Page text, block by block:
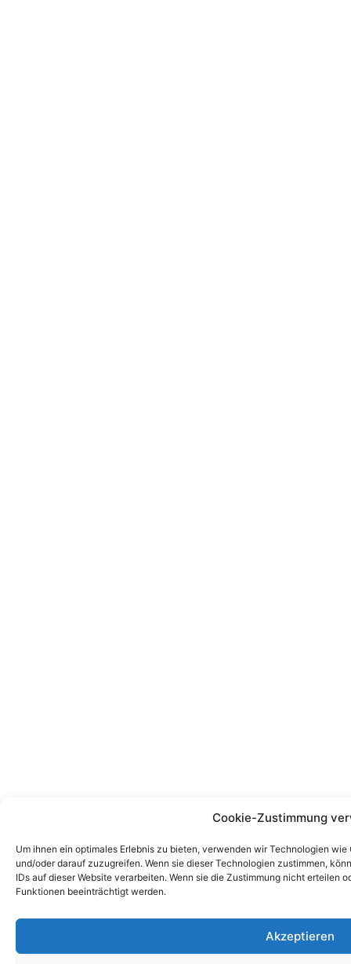
Cookie-Zustimmung
Um ihnen ein optimales Erlebnis zu bieten, verwenden wir Technologien
und/oder darauf zuzugreifen. Wenn sie dieser Technologien zustimmen,
IDs auf dieser Website verarbeiten. Wenn sie die Zustimmung nicht erteilen
Funktionen beeinträchtigt werden.
Akzeptieren